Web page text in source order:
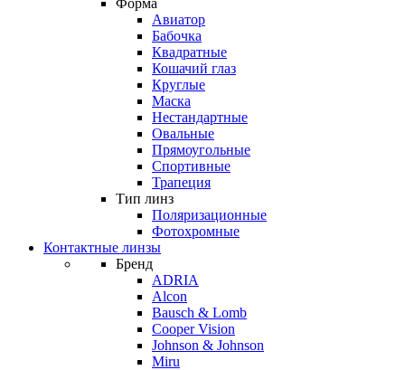
Форма
Авиатор
Бабочка
Квадратные
Кошачий глаз
Круглые
Маска
Нестандартные
Овальные
Прямоугольные
Спортивные
Трапеция
Тип линз
Поляризационные
Фотохромные
Контактные линзы
Бренд
ADRIA
Alcon
Bausch & Lomb
Cooper Vision
Johnson & Johnson
Miru